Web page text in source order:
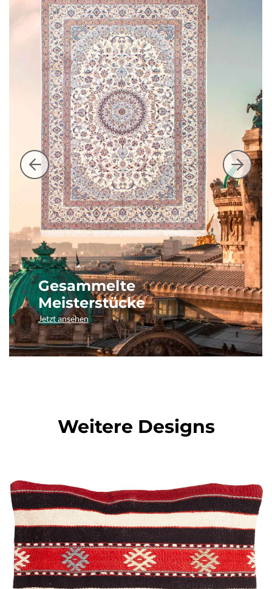
Gesammelte
Meisterstücke
Jetzt ansehen
Weitere Designs